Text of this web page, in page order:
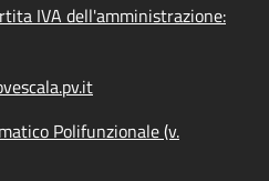
IVA dell'amministrazione:
Polifunzionale (v.